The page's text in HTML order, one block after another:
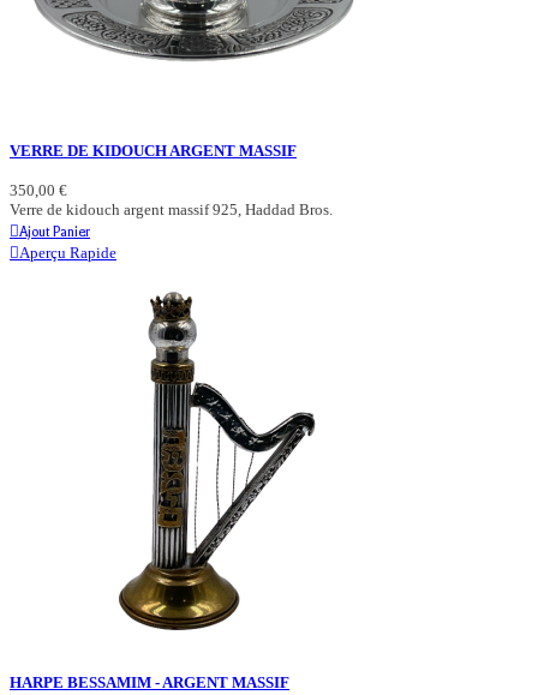
VERRE DE KIDOUCH ARGENT MASSIF
350,00 €
Verre de kidouch argent massif 925, Haddad Bros.
Ajout Panier
Aperçu Rapide
HARPE BESSAMIM - ARGENT MASSIF